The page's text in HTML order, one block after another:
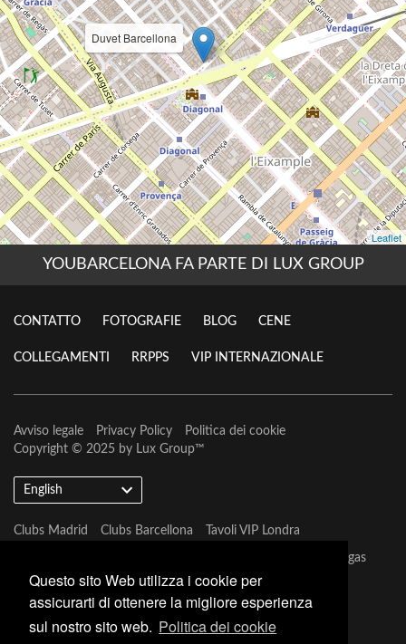
Questo sito Web utilizza i cookie per
assicurarti di ottenere la migliore esperienza
sul nostro sito web. Politica dei cookie
YOUBARCELONA FA PARTE DI LUX GROUP
CONTATTO FOTOGRAFIE BLOG CENE
COLLEGAMENTI RRPPS VIP INTERNAZIONALE
Avviso legale Privacy Policy
Politica dei cookie
Copyright © 2025 by Lux Group™
English
Clubs Madrid Clubs Barcellona Tavoli VIP Londra
Tavoli VIP Las Vegas